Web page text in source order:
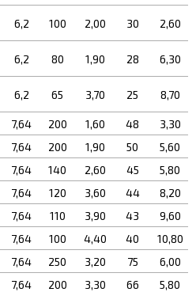
6,2 100 2,00 30 2,60
6,2 80 1,90 28 6,30
6,2 65 3,70 25 8,70
7,64 200 1,60 48
3,30
7,64 200 1,90 50
5,60
7,64 140 2,60 45
5,80
7,64 120 3,60 44
8,20
7,64 110 3,90 43
9,60
7,64 100 4,40 40
10,80
7,64 250 3,20 75
6,00
7,64 200 3,30 66
5,80